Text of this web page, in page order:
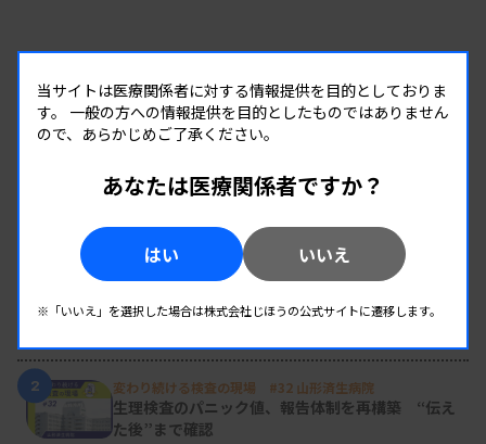
RANKING
人気の記事
新人臨床検査技師の歩き方 ［第16回］
2 変わり続ける検査の現場 #32 山形済生病院
生理検査のパニック値、報告体制を再構築 “伝え
た後”まで確認
当サイトは医療関係者に対する情報提供を目的としておりま
す。 一般の方への情報提供を目的としたものではありません
ので、あらかじめご了承ください。
あなたは医療関係者ですか？
はい いいえ
※「いいえ」を選択した場合は株式会社じほうの公式サイトに遷移します。